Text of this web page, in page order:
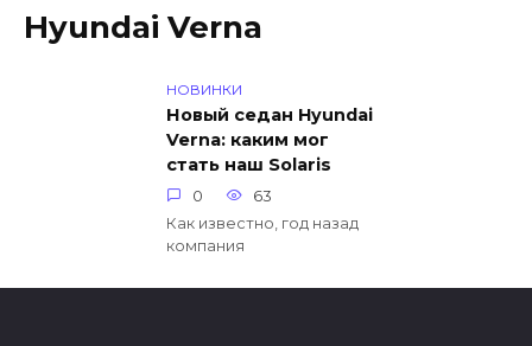
Hyundai Verna
НОВИНКИ
Новый седан Hyundai
Verna: каким мог
стать наш Solaris
0
63
Как известно, год назад
компания